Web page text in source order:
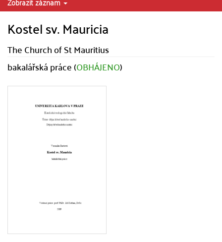
Kostel sv. Mauricia
The Church of St Mauritius
bakalářská práce (OBHÁJENO)